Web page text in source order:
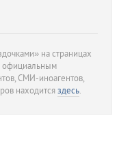
на страницах
официальным
СМИ-иноагентов,
находитсяздесь.